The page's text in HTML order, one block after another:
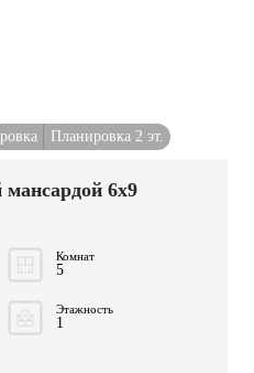
Планировка 2 эт.
6x9
Комнат
5
Этажность
1